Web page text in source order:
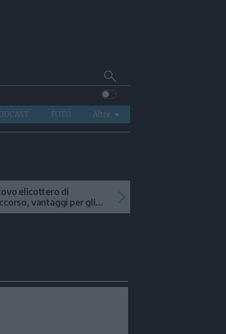
Cerca
su
Trentino
FOTO
Altre
VIDEO
elicottero di
vantaggi per gli
in alta quota